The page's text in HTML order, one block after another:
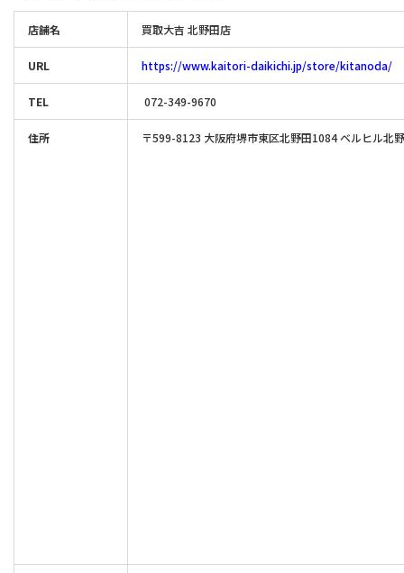
店舗名 買取大吉 北野田店
URL https://www.kaitori-daikichi.jp/store/kitanoda/
TEL 072-349-9670
住所 〒599-8123 大阪府堺市東区北野田1084 ベルヒル北